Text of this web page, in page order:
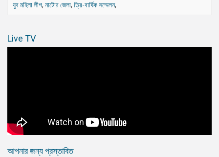
যুব মহিলা লীগ, নাটোর জেলা, ত্রি-বার্ষিক সম্মেলন,
Live TV
আপনার জন্য প্রস্তাবিত